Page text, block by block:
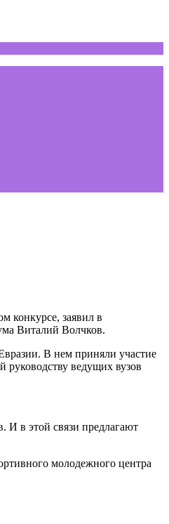
конкурсе, заявил в
Виталий Волчков.
В нем приняли участие
ведущих вузов
И в этой связи предлагают
молодежного центра